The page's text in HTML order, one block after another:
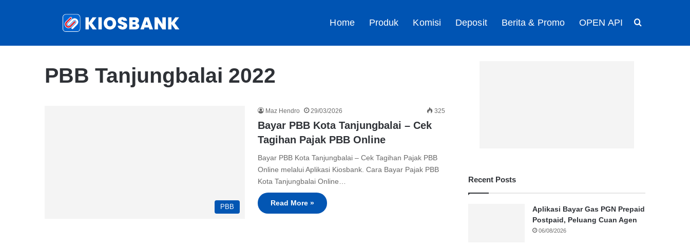
Home Produk Komisi Deposit Berita & Promo OPEN API
PBB Tanjungbalai 2022
PBB
Maz Hendro 29/03/2026 325
Bayar PBB Kota Tanjungbalai – Cek
Tagihan Pajak PBB Online
Bayar PBB Kota Tanjungbalai – Cek Tagihan Pajak PBB
Online melalui Aplikasi Kiosbank. Cara Bayar Pajak PBB
Kota Tanjungbalai Online…
Read More »
Recent Posts
Aplikasi Bayar Gas PGN Prepaid
Postpaid, Peluang Cuan Agen
06/08/2026